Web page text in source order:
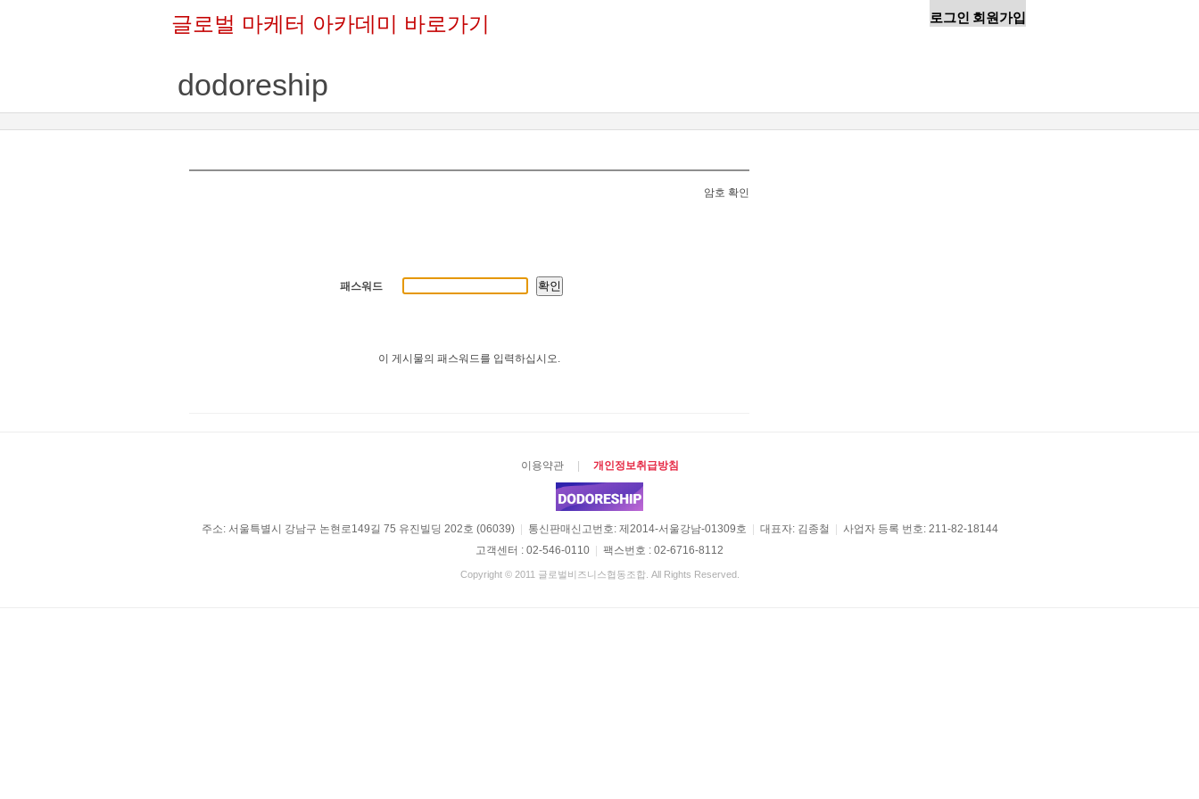
글로벌 마케터 아카데미 바로가기 로그인 회원가입
dodoreship
암호 확인
패스워드
이 게시물의 패스워드를 입력하십시오.
이용약관 개인정보취급방침
주소: 서울특별시 강남구 논현로149길 75 유진빌딩 202호 (06039) 통신판매신고번호: 제2014-서울강남-01309호 대표자: 김종철
사업자 등록 번호: 211-82-18144
고객센터 : 02-546-0110
팩스번호 : 02-6716-8112
Copyright © 2011 글로벌비즈니스협동조합. All Rights Reserved.